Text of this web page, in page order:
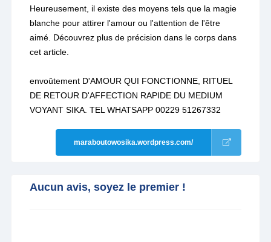
Heureusement, il existe des moyens tels que la magie
blanche pour attirer l'amour ou l'attention de l'être
aimé. Découvrez plus de précision dans le corps dans
cet article.
envoûtement D'AMOUR QUI FONCTIONNE, RITUEL
DE RETOUR D'AFFECTION RAPIDE DU MEDIUM
VOYANT SIKA. TEL WHATSAPP 00229 51267332
maraboutowosika.wordpress.com/
Aucun avis, soyez le premier !